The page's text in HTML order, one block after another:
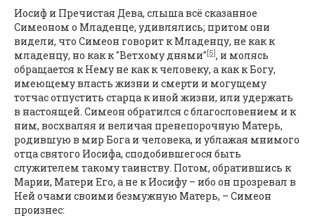
Иосиф и Пречистая Дева, слыша всё сказанное
Симеоном о Младенце, удивлялись; притом они
видели, что Симеон говорит к Младенцу, не как к
младенцу, но как к "Ветхому днями" [5], и молясь
обращается к Нему не как к человеку, а как к Богу,
имеющему власть жизни и смерти и могущему
тотчас отпустить старца к иной жизни, или удержать
в настоящей. Симеон обратился с благословением и к
ним, восхваляя и величая пренепорочную Матерь,
родившую в мир Бога и человека, и ублажая мнимого
отца святого Иосифа, сподобившегося быть
служителем такому таинству. Потом, обратившись к
Марии, Матери Его, а не к Иосифу – ибо он прозревал в
Ней очами своими безмужную Матерь, – Симеон
произнес: